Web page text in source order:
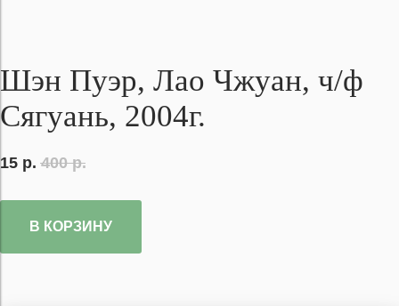
Шэн Пуэр, Лао Чжуан, ч/ф
Сягуань, 2004г.
15 р. 400 р.
В КОРЗИНУ